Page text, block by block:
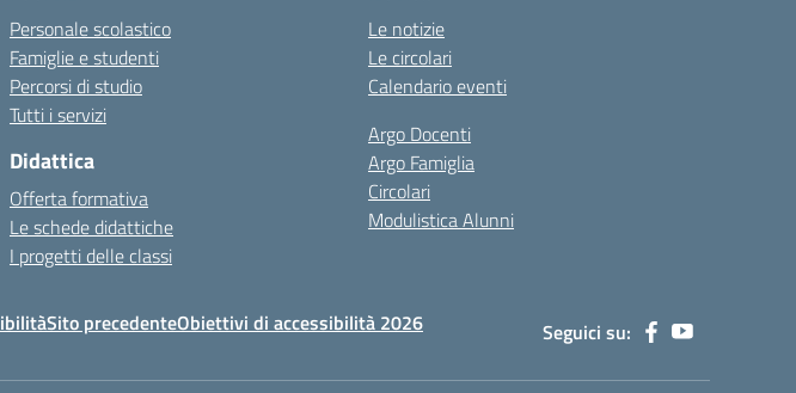
Personale scolastico
Famiglie e studenti
Percorsi di studio
Tutti i servizi
Didattica
Offerta formativa
Le schede didattiche
I progetti delle classi
Le notizie
Le circolari
Calendario eventi
Argo Docenti
Argo Famiglia
Circolari
Modulistica Alunni
Sito precedenteObiettivi di accessibilità 2026 Seguici su: